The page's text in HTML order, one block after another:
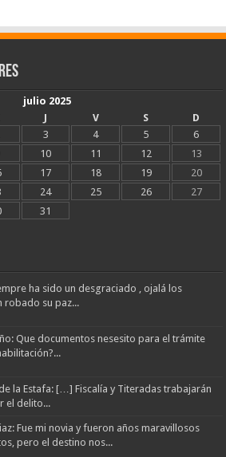
julio 2025
J V S
D
3 4 5
6
10 11 12
13
17 18 19
20
24 25 26
27
31
ha sido un desgraciado , ojalá los
robado su paz...
Que documentos nesesito para el trámite
la Estafa: […] Fiscalía y Titeradas trabajarán
el delito...
Fue mi novia y fueron años maravillosos
pero el destino nos...